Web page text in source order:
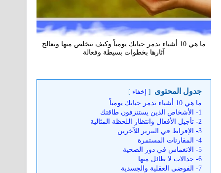
ما هي 10 أشياء تدمر حياتك يومياً وكيف تتخلص منها وتعالج
آثارها بخطوات بسيطة وفعالة
جدول المحتوى إخفاء
ما هي 10 أشياء تدمر حياتك يومياً
1- الأشخاص الذين يستنزفون طاقتك
2- تأجيل الأفعال وانتظار اللحظة المثالية
3- الإفراط في التبرير للآخرين
4- المقارنات المستمرة
5- الانغماس في دور الضحية
6- جدالات لا طائل منها
7- الفوضى العقلية والجسدية